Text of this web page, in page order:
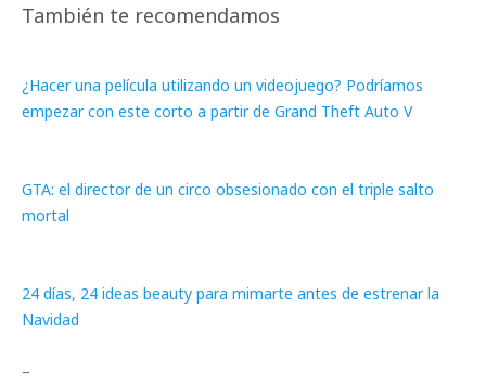
También te recomendamos
¿Hacer una película utilizando un videojuego? Podríamos
empezar con este corto a partir de Grand Theft Auto V
GTA: el director de un circo obsesionado con el triple salto
mortal
24 días, 24 ideas beauty para mimarte antes de estrenar la
Navidad
–